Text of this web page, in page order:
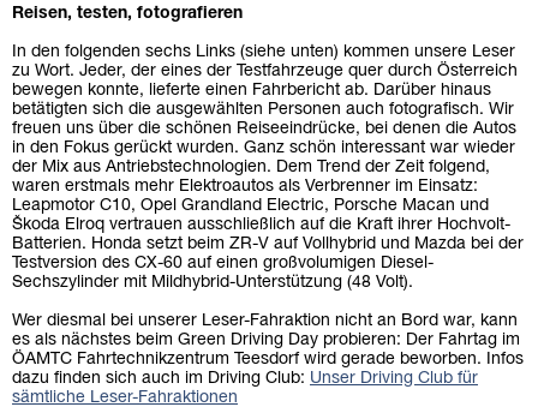
Reisen, testen, fotografieren
In den folgenden sechs Links (siehe unten) kommen unsere Leser
zu Wort. Jeder, der eines der Testfahrzeuge quer durch Österreich
bewegen konnte, lieferte einen Fahrbericht ab. Darüber hinaus
betätigten sich die ausgewählten Personen auch fotografisch. Wir
freuen uns über die schönen Reiseeindrücke, bei denen die Autos
in den Fokus gerückt wurden. Ganz schön interessant war wieder
der Mix aus Antriebstechnologien. Dem Trend der Zeit folgend,
waren erstmals mehr Elektroautos als Verbrenner im Einsatz:
Leapmotor C10, Opel Grandland Electric, Porsche Macan und
Škoda Elroq vertrauen ausschließlich auf die Kraft ihrer Hochvolt-
Batterien. Honda setzt beim ZR-V auf Vollhybrid und Mazda bei der
Testversion des CX-60 auf einen großvolumigen Diesel-
Sechszylinder mit Mildhybrid-Unterstützung (48 Volt).
Wer diesmal bei unserer Leser-Fahraktion nicht an Bord war, kann
es als nächstes beim Green Driving Day probieren: Der Fahrtag im
ÖAMTC Fahrtechnikzentrum Teesdorf wird gerade beworben. Infos
dazu finden sich auch im Driving Club: Unser Driving Club für
sämtliche Leser-Fahraktionen